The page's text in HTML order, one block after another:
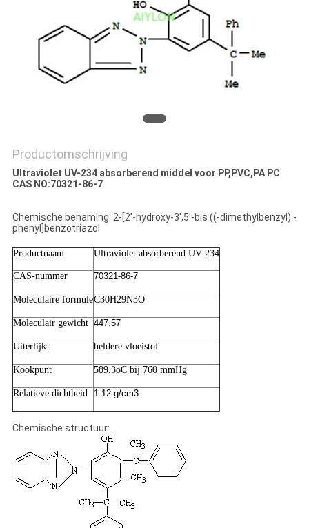
PRIVACY
POLICY
Productomschrijving
Ultraviolet UV-234 absorberend middel voor PP,PVC,PA PC
CAS NO:70321-86-7
Chemische benaming: 2-[2'-hydroxy-3',5'-bis ((-dimethylbenzyl) -
phenyl]benzotriazol
Productnaam Ultraviolet absorberend UV 234
CAS-nummer 70321-86-7
Moleculaire formuleC30H29N3O
Moleculair gewicht 447.57
Uiterlijk heldere vloeistof
Kookpunt 589.3oC bij 760 mmHg
Relatieve dichtheid 1.12 g/cm3
Chemische structuur: